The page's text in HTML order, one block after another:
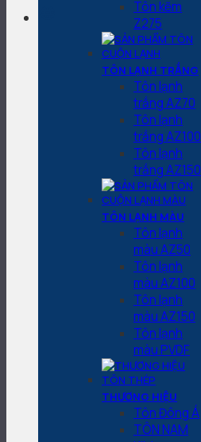
Tôn kẽm
Z275
TÔN LẠNH TRẮNG
Tôn lạnh
trắng AZ70
Tôn lạnh
trắng AZ100
Tôn lạnh
trắng AZ150
TÔN LẠNH MÀU
Tôn lạnh
màu AZ50
Tôn lạnh
màu AZ100
Tôn lạnh
màu AZ150
Tôn lạnh
màu PVDF
THƯƠNG HIỆU
Tôn Đông Á
TÔN NAM